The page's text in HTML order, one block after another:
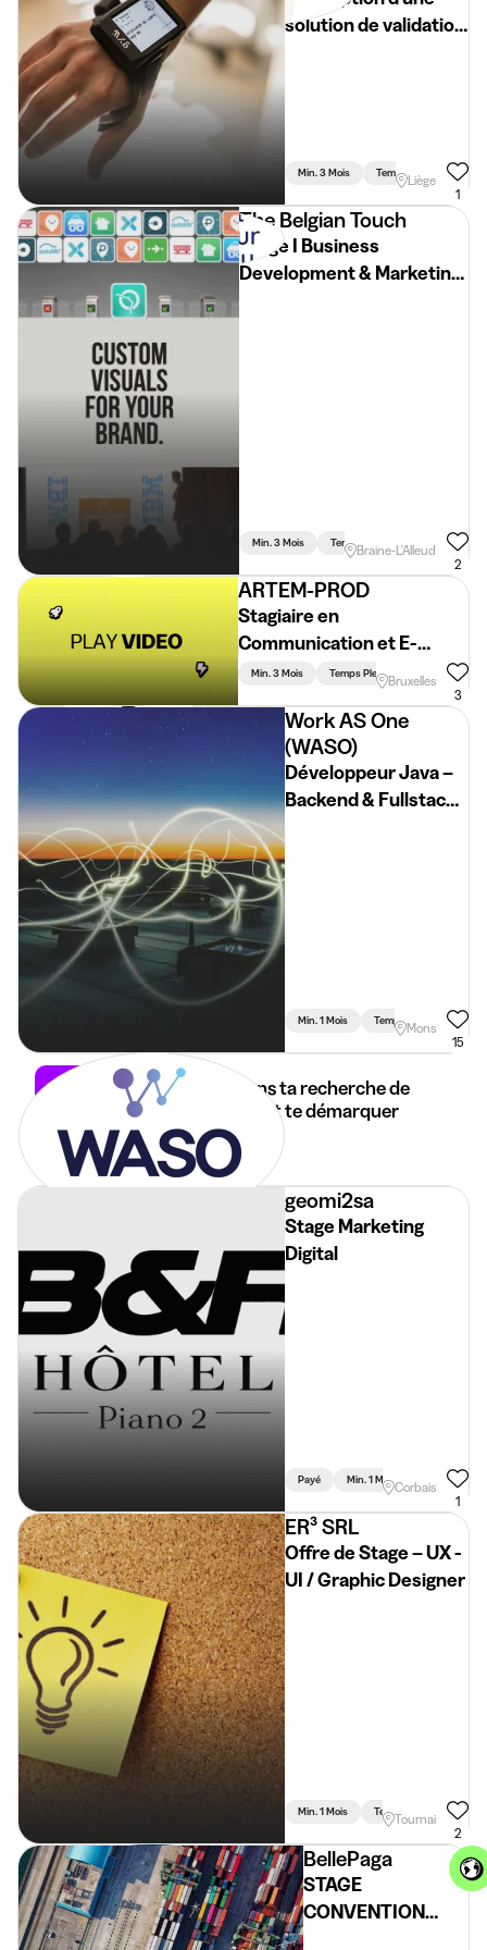
solution de validation
connectés
Min. 3 Mois Temps Plein
Liège
1
The Belgian Touch
Stage I Business
Development & Marketing
Assistant
Min. 3 Mois Temps PleinBraine-L'Alleud
2
ARTEM-PROD
Stagiaire en
Communication et E-
commerce
Min. 3 Mois Temps Plein Bruxelles
3
Work AS One
(WASO)
Développeur Java –
Backend & Fullstack
Min. 1 Mois Temps PleinMons
15
Utiliser l’IA dans ta recherche de
stage : comment te démarquer
15 mai 2026
geomi2sa
Stage Marketing
Digital
Payé Min. 1 Mois Temps Partiel
Corbais
1
ER³ SRL
Offre de Stage – UX -
UI / Graphic Designer
Min. 1 Mois Temps Plein
Tournai
2
BellePaga
STAGE
CONVENTIONNÉ
E-COMMERCE